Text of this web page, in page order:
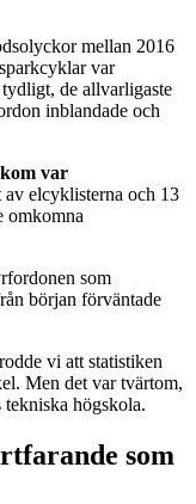
mellan 2016
var
de allvarligaste
inblandade och
var
elcyklisterna och 13
omkomna
som
början förväntade
vi att statistiken
Men det var tvärtom,
högskola.
som